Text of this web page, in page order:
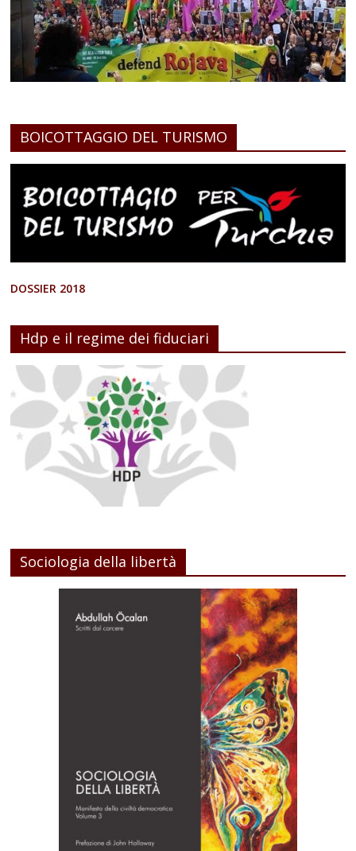
BOICOTTAGGIO DEL TURISMO
DOSSIER 2018
Hdp e il regime dei fiduciari
Sociologia della libertà